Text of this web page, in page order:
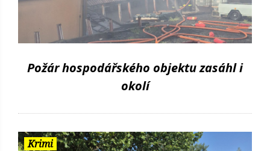
Požár hospodářského objektu zasáhl i
okolí
Krimi